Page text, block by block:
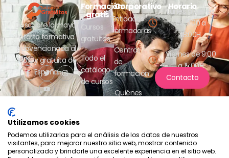
Descubre la mayor
oferta formativa
subvencionada al
100% y gratuita de
España.
Formación
gratis
Cursos
gratuitos
Todo el
catálogo
de cursos
Corporativo
Entidades
formadoras
Centros
de
formación
Quiénes
Horario
Lunes a jueves
de 9:00 a
18:00H
Viernes de 9:00
a 15:00H
Contacto
Utilizamos cookies
Podemos utilizarlas para el análisis de los datos de nuestros
visitantes, para mejorar nuestro sitio web, mostrar contenido
personalizado y brindarle una excelente experiencia en el sitio web.